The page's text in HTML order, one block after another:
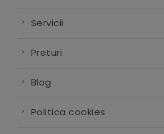
Servicii
Preturi
Blog
Politica cookies